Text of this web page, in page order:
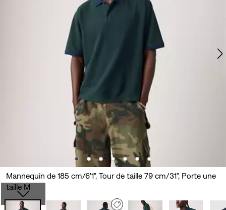
Mannequin de 185 cm/6'1", Tour de taille 79 cm/31", Porte une
taille M